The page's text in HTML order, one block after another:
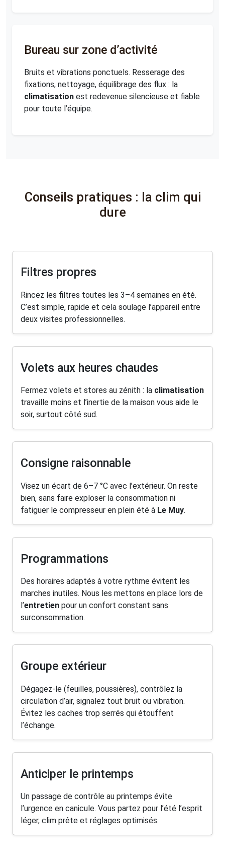
Bureau sur zone d’activité
Bruits et vibrations ponctuels. Resserage des
fixations, nettoyage, équilibrage des flux : la
climatisation est redevenue silencieuse et fiable
pour toute l’équipe.
Conseils pratiques : la clim qui
dure
Filtres propres
Rincez les filtres toutes les 3–4 semaines en été.
C’est simple, rapide et cela soulage l’appareil entre
deux visites professionnelles.
Volets aux heures chaudes
Fermez volets et stores au zénith : la climatisation
travaille moins et l’inertie de la maison vous aide le
soir, surtout côté sud.
Consigne raisonnable
Visez un écart de 6–7 °C avec l’extérieur. On reste
bien, sans faire exploser la consommation ni
fatiguer le compresseur en plein été à Le Muy.
Programmations
Des horaires adaptés à votre rythme évitent les
marches inutiles. Nous les mettons en place lors de
l’entretien pour un confort constant sans
surconsommation.
Groupe extérieur
Dégagez-le (feuilles, poussières), contrôlez la
circulation d’air, signalez tout bruit ou vibration.
Évitez les caches trop serrés qui étouffent
l’échange.
Anticiper le printemps
Un passage de contrôle au printemps évite
l’urgence en canicule. Vous partez pour l’été l’esprit
léger, clim prête et réglages optimisés.